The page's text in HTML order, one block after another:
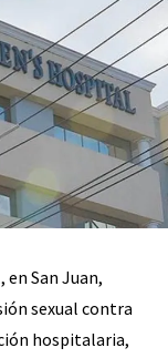
San Juan,
sexual contra
hospitalaria,